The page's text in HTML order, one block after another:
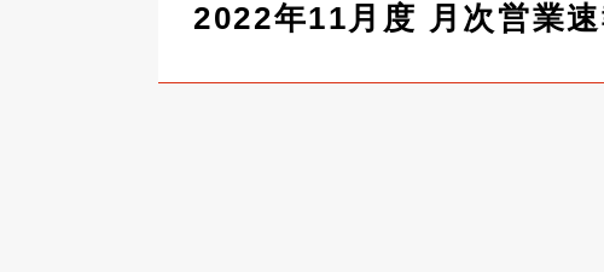
2022年11月度 月次営業